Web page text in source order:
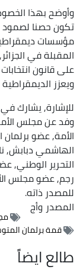
وأوضح بهذا الخصوص
تكون حصنا لصمود
مؤسسات ديمقراطية
المقبلة في
على قانون
ويعزز الديمقراطية
للإشارة, يشارك في
وفد عن مجلس
الأمة, عضو برلمان
الهاشمي دبابش,
التحرير الوطني,
رجم, عضو مجلس
للمصدر ذاته.
المصدروأج
قمة برلمان
طالع ايضاً